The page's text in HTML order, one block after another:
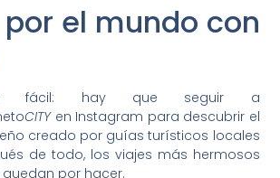
el mundo con
fácil: hay que seguir a
CITYen Instagram para descubrir el
creado por guías turísticos locales
de todo, los viajes más hermosos
por hacer.